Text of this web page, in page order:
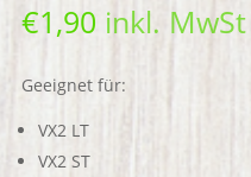
€1,90 inkl. MwSt
Geeignet für:
VX2 LT
VX2 ST